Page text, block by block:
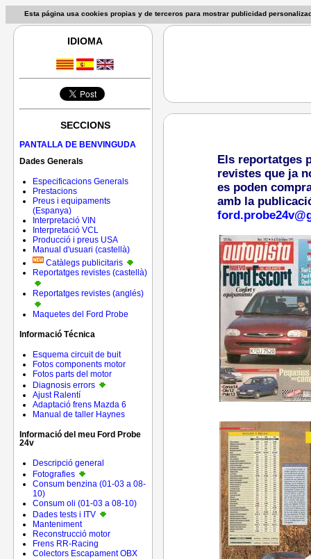
Esta página usa cookies propias y de terceros para mostrar publicidad
IDIOMA
SECCIONS
PANTALLA DE BENVINGUDA
Dades Generals
Especificacions Generals
Prestacions
Preus i equipaments
(Espanya)
Interpretació VIN
Interpretació VCL
Producció i preus USA
Manual d'usuari (castellà)
Catàlegs publicitaris
Reportatges revistes (castellà)
Reportatges revistes (anglés)
Maquetes del Ford Probe
Informació Técnica
Esquema circuit de buit
Fotos components motor
Fotos parts del motor
Diagnosis errors
Ajust Ralentí
Adaptació frens Mazda 6
Manual de taller Haynes
Informació del meu Ford Probe
24v
Descripció general
Fotografies
Consum benzina (01-03 a 08-
10)
Consum oli (01-03 a 08-10)
Dades tests i ITV
Manteniment
Reconstrucció motor
Frens RR-Racing
Colectors Escapament OBX
Els reportatges
revistes que ja
es poden
amb la